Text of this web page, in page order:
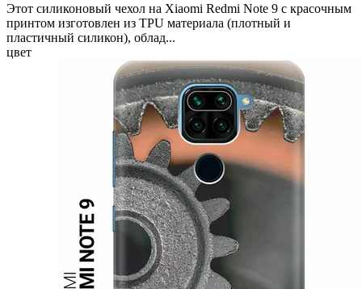
Этот силиконовый чехол на Xiaomi Redmi Note 9 с красочным
принтом изготовлен из TPU материала (плотный и
пластичный силикон), облад...
цвет